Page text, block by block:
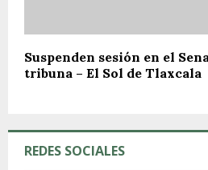
Suspenden sesión en el
tribuna – El Sol de Tlaxcala
REDES SOCIALES